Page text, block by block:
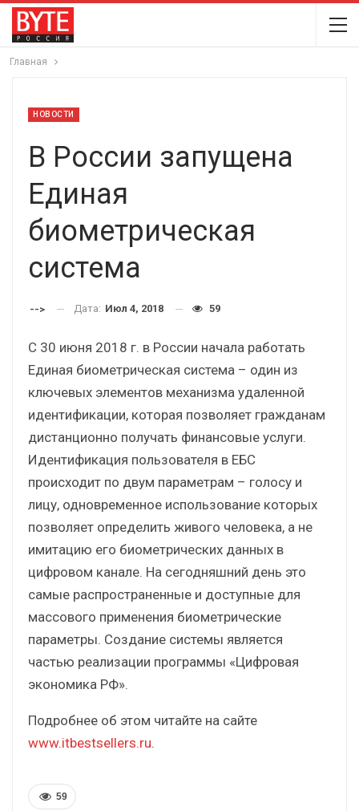
Главная
НОВОСТИ
В России запущена
Единая
биометрическая
система
--> Дата: Июл 4, 2018 59
С 30 июня 2018 г. в России начала работать
Единая биометрическая система – один из
ключевых элементов механизма удаленной
идентификации, которая позволяет гражданам
дистанционно получать финансовые услуги.
Идентификация пользователя в ЕБС
происходит по двум параметрам – голосу и
лицу, одновременное использование которых
позволяет определить живого человека, а не
имитацию его биометрических данных в
цифровом канале. На сегодняшний день это
самые распространенные и доступные для
массового применения биометрические
параметры. Создание системы является
частью реализации программы «Цифровая
экономика РФ».
Подробнее об этом читайте на сайте
www.itbestsellers.ru.
59